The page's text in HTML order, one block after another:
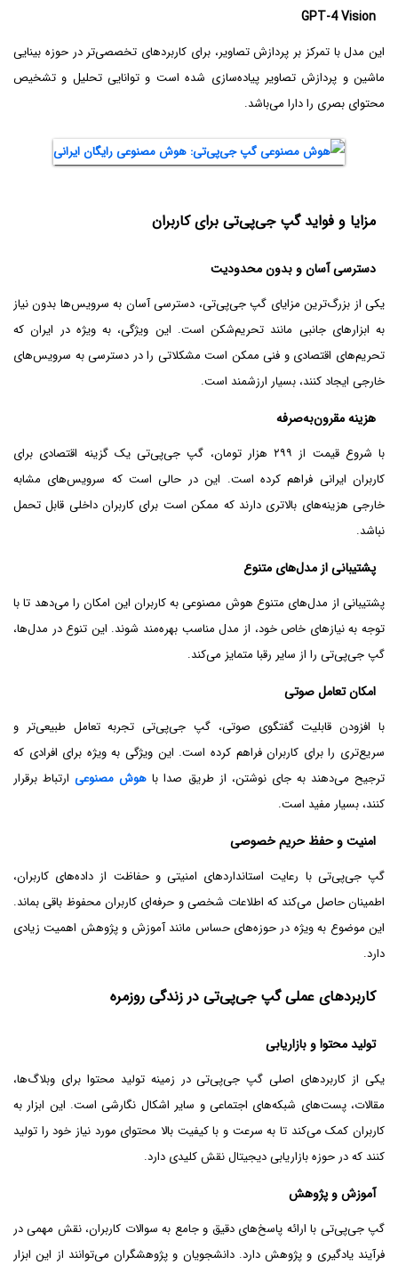
GPT-4 Vision
این مدل با تمرکز بر پردازش تصاویر، برای کاربردهای تخصصی‌تر در حوزه بینایی
ماشین و پردازش تصاویر پیاده‌سازی شده است و توانایی تحلیل و تشخیص
محتوای بصری را دارا می‌باشد.
مزایا و فواید گپ جی‌پی‌تی برای کاربران
دسترسی آسان و بدون محدودیت
یکی از بزرگ‌ترین مزایای گپ جی‌پی‌تی، دسترسی آسان به سرویس‌ها بدون نیاز
به ابزارهای جانبی مانند تحریم‌شکن است. این ویژگی، به ویژه در ایران که
تحریم‌های اقتصادی و فنی ممکن است مشکلاتی را در دسترسی به سرویس‌های
خارجی ایجاد کنند، بسیار ارزشمند است.
هزینه مقرون‌به‌صرفه
با شروع قیمت از ۲۹۹ هزار تومان، گپ جی‌پی‌تی یک گزینه اقتصادی برای
کاربران ایرانی فراهم کرده است. این در حالی است که سرویس‌های مشابه
خارجی هزینه‌های بالاتری دارند که ممکن است برای کاربران داخلی قابل تحمل
نباشد.
پشتیبانی از مدل‌های متنوع
پشتیبانی از مدل‌های متنوع هوش مصنوعی به کاربران این امکان را می‌دهد تا با
توجه به نیازهای خاص خود، از مدل مناسب بهره‌مند شوند. این تنوع در مدل‌ها،
گپ جی‌پی‌تی را از سایر رقبا متمایز می‌کند.
امکان تعامل صوتی
با افزودن قابلیت گفتگوی صوتی، گپ جی‌پی‌تی تجربه تعامل طبیعی‌تر و
سریع‌تری را برای کاربران فراهم کرده است. این ویژگی به ویژه برای افرادی که
ترجیح می‌دهند به جای نوشتن، از طریق صدا با هوش مصنوعیارتباط برقرار
کنند، بسیار مفید است.
امنیت و حفظ حریم خصوصی
گپ جی‌پی‌تی با رعایت استانداردهای امنیتی و حفاظت از داده‌های کاربران،
اطمینان حاصل می‌کند که اطلاعات شخصی و حرفه‌ای کاربران محفوظ باقی بماند.
این موضوع به ویژه در حوزه‌های حساس مانند آموزش و پژوهش اهمیت زیادی
دارد.
کاربردهای عملی گپ جی‌پی‌تی در زندگی روزمره
تولید محتوا و بازاریابی
یکی از کاربردهای اصلی گپ جی‌پی‌تی در زمینه تولید محتوا برای وبلاگ‌ها،
مقالات، پست‌های شبکه‌های اجتماعی و سایر اشکال نگارشی است. این ابزار به
کاربران کمک می‌کند تا به سرعت و با کیفیت بالا محتوای مورد نیاز خود را تولید
کنند که در حوزه بازاریابی دیجیتال نقش کلیدی دارد.
آموزش و پژوهش
گپ جی‌پی‌تی با ارائه پاسخ‌های دقیق و جامع به سوالات کاربران، نقش مهمی در
فرآیند یادگیری و پژوهش دارد. دانشجویان و پژوهشگران می‌توانند از این ابزار